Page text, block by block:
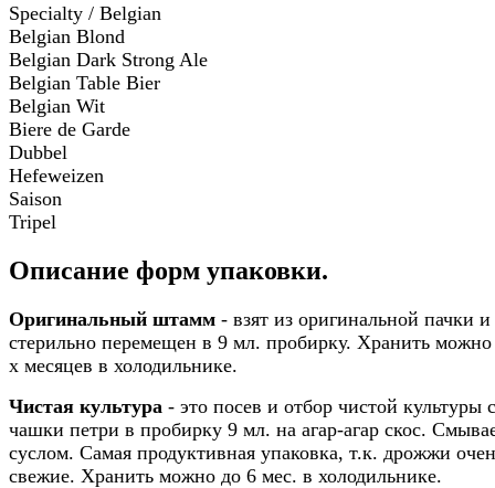
Specialty / Belgian
Belgian Blond
Belgian Dark Strong Ale
Belgian Table Bier
Belgian Wit
Biere de Garde
Dubbel
Hefeweizen
Saison
Tripel
Описание форм упаковки.
Оригинальный штамм - взят из оригинальной пачки и
стерильно перемещен в 9 мл. пробирку. Хранить
х месяцев в холодильнике.
Чистая культура - это посев и отбор чистой культуры с
чашки петри в пробирку 9 мл. на агар-агар скос.
суслом. Самая продуктивная упаковка, т.к. дрожжи
свежие. Хранить можно до 6 мес. в холодильнике.